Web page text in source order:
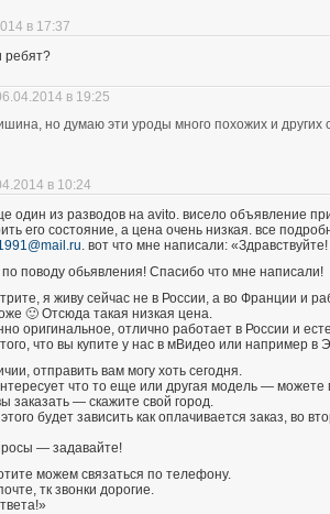
в 17:37
ребят?
в 19:25
но думаю эти уроды много похожих и
в 10:24
один из разводов на avito. висело объявление
его состояние, а цена очень низкая. все
. вот что мне написали: «Здравствуйте!
поводу обьявления! Спасибо что мне написали!
я живу сейчас не в России, а во Франции и
🙂 Отсюда такая низкая цена.
оригинальное, отлично работает в России и
что вы купите у нас в мВидео или например в
отправить вам могу хоть сегодня.
что то еще или другая модель —
заказать — скажите свой город.
будет зависить как оплачивается заказ, во
— задавайте!
можем связаться по телефону.
тк звонки дорогие.